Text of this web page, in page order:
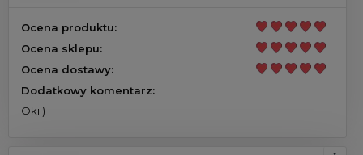
Ocena produktu:
Ocena sklepu:
Ocena dostawy:
Dodatkowy komentarz:
Oki:)